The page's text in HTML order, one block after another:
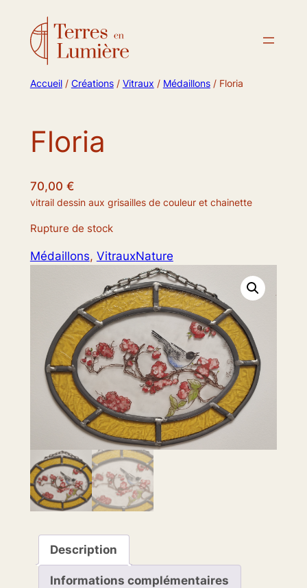
Accueil/ Créations/ Vitraux / Médaillons/ Floria
Floria
70,00 €
vitrail dessin aux grisailles de couleur et chainette
Rupture de stock
Médaillons, VitrauxNature
Description
Informations complémentaires